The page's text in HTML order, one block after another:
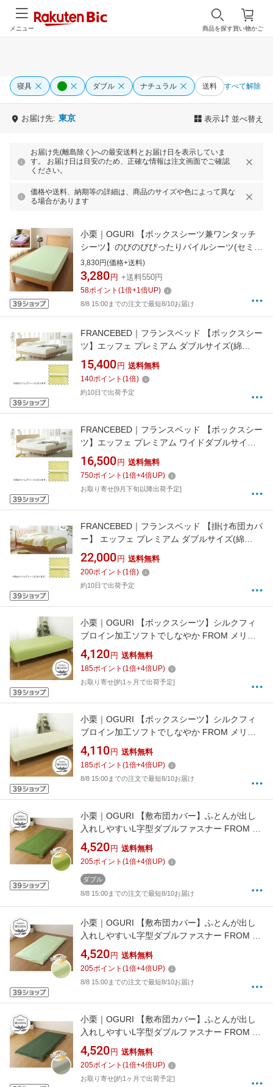
買い物かご
商品を探す
メニュー
寝具 ダブル ナチュラル 送料 すべて解除
お届け先: 東京 表示 並べ替え
お届け先(離島除く)への最安送料とお届け日を表示していま
す。 お届け日は目安のため、正確な情報は注文画面でご確認
ください。
価格や送料、納期等の詳細は、商品のサイズや色によって異な
る場合があります
小栗｜OGURI 【ボックスシーツ兼ワンタッチ
シーツ】のびのびぴったりパイルシーツ(セミダ
ブル/ダブルサイズ兼用/グリーン)
3,830円(価格+送料)
3,280 円 +送料550円
58ポイント (1倍+1倍UP)
8/8 15:00までの注文で最短8/10お届け
FRANCEBED｜フランスベッド 【ボックスシー
ツ】エッフェ プレミアム ダブルサイズ(綿
100%/140×195×40cm/ライムグリーン) フラン
スベッド
15,400 円 送料無料
140ポイント (1倍)
約10日で出荷予定
FRANCEBED｜フランスベッド 【ボックスシー
ツ】エッフェ プレミアム ワイドダブルサイズ
(綿100%/154×195×40cm/ライムグリーン) フラ
ンスベッド
16,500 円 送料無料
750ポイント (1倍+4倍UP)
お取り寄せ[9月下旬以降出荷予定]
FRANCEBED｜フランスベッド 【掛け布団カバ
ー】 エッフェ プレミアム ダブルサイズ(綿
100%/190×210cm/ライムグリーン) フランスベ
ッド
22,000 円 送料無料
200ポイント (1倍)
約10日で出荷予定
小栗｜OGURI 【ボックスシーツ】シルクフィ
ブロイン加工ソフトでしなやか FROM メリー
ナイト(MerryNight) ライム FM67500151 [ダブ
ルサイズ][FM67500151]
4,120 円 送料無料
185ポイント (1倍+4倍UP)
お取り寄せ[約1ヶ月で出荷予定]
小栗｜OGURI 【ボックスシーツ】シルクフィ
ブロイン加工ソフトでしなやか FROM メリー
ナイト(MerryNight) ペールグリーン
FM67500152 [ダブルサイズ][FM67500152]
4,110 円 送料無料
185ポイント (1倍+4倍UP)
8/8 15:00までの注文で最短8/10お届け
小栗｜OGURI 【敷布団カバー】ふとんが出し
入れしやすいL字型ダブルファスナー FROM メ
リーナイト(MerryNight) オリーブグリーン
FM63500150 [ダブルロングサイズ]
[FM63500150]
4,520 円 送料無料
205ポイント (1倍+4倍UP)
ダブル
8/8 15:00までの注文で最短8/10お届け
小栗｜OGURI 【敷布団カバー】ふとんが出し
入れしやすいL字型ダブルファスナー FROM メ
リーナイト(MerryNight) グリーン FM63500153
[ダブルロングサイズ][FM63500153]
4,520 円 送料無料
205ポイント (1倍+4倍UP)
8/8 15:00までの注文で最短8/10お届け
小栗｜OGURI 【敷布団カバー】ふとんが出し
入れしやすいL字型ダブルファスナー FROM メ
リーナイト(MerryNight) モスグリーン
FM63500154 [ダブルロングサイズ]
[FM63500154]
4,520 円 送料無料
205ポイント (1倍+4倍UP)
お取り寄せ[約1ヶ月で出荷予定]